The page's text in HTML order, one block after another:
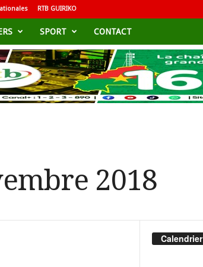
RTB GUIRIKO
SPORT CONTACT
2018
Calendrier